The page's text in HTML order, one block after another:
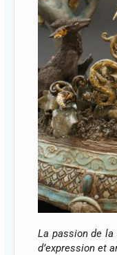
La passion de la
d’expression et